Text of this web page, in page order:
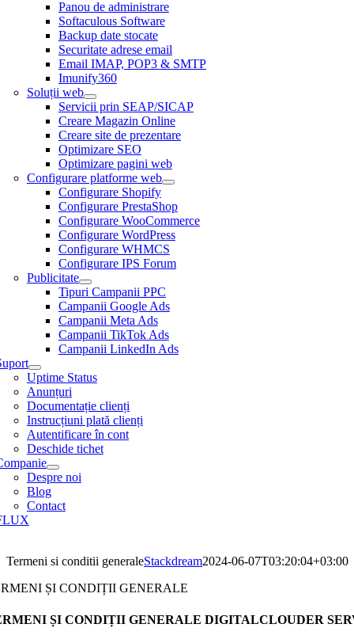
Panou de administrare
Softaculous Software
Backup date stocate
Securitate adrese email
Email IMAP, POP3 & SMTP
Imunify360
Soluții web
Servicii prin SEAP/SICAP
Creare Magazin Online
Creare site de prezentare
Optimizare SEO
Optimizare pagini web
Configurare platforme web
Configurare Shopify
Configurare PrestaShop
Configurare WooCommerce
Configurare WordPress
Configurare WHMCS
Configurare IPS Forum
Publicitate
Tipuri Campanii PPC
Campanii Google Ads
Campanii Meta Ads
Campanii TikTok Ads
Campanii LinkedIn Ads
Uptime Status
Anunțuri
Documentație clienți
Instrucțiuni plată clienți
Autentificare în cont
Deschide tichet
Despre noi
Blog
Contact
Termeni si conditii generaleStackdream2024-06-07T03:20:04+03:00
ȘI CONDIȚII GENERALE
ȘI CONDIȚII GENERALE DIGITALCLOUDER